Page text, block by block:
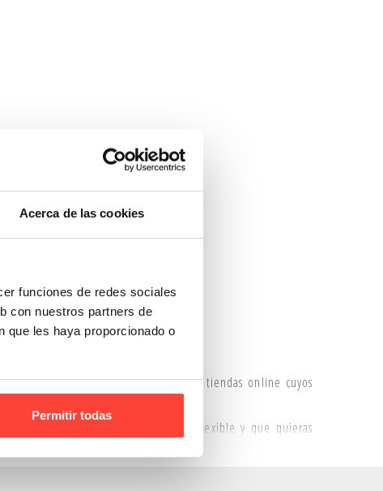
Acerca de las cookies
funciones de redes sociales
con nuestros partners de
que les haya proporcionado o
Permitir todas
para aquellos e-commerce y tiendas online cuyos
o cualquier otro papel más flexible y que quieras